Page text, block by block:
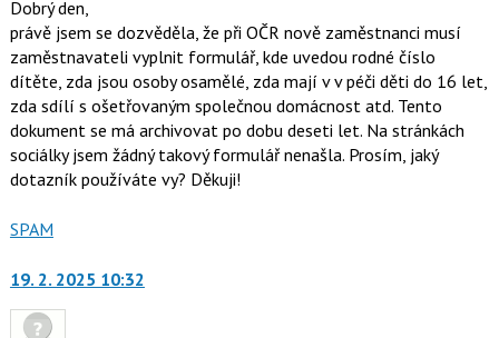
Dobrý den,
právě jsem se dozvěděla, že při OČR nově zaměstnanci musí
zaměstnavateli vyplnit formulář, kde uvedou rodné číslo
dítěte, zda jsou osoby osamělé, zda mají v v péči děti do 16 let,
zda sdílí s ošetřovaným společnou domácnost atd. Tento
dokument se má archivovat po dobu deseti let. Na stránkách
sociálky jsem žádný takový formulář nenašla. Prosím, jaký
dotazník používáte vy? Děkuji!
Nahlásit
jako
SPAM
19. 2. 2025 10:32